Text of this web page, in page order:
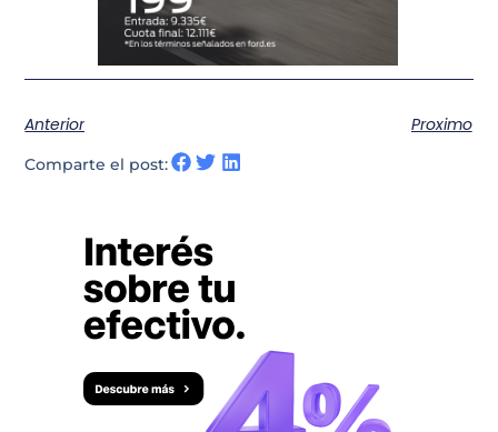
Anterior Proximo
Comparte el post: